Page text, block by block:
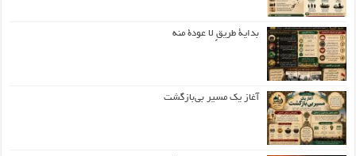
بداية طريقٍ لا عودة منه
آغاز یک مسیر بی‌بازگشت